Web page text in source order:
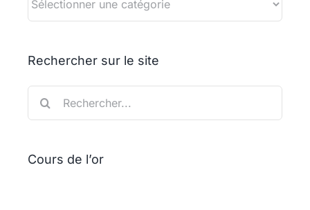
Rechercher sur le site
Rechercher:
Cours de l’or